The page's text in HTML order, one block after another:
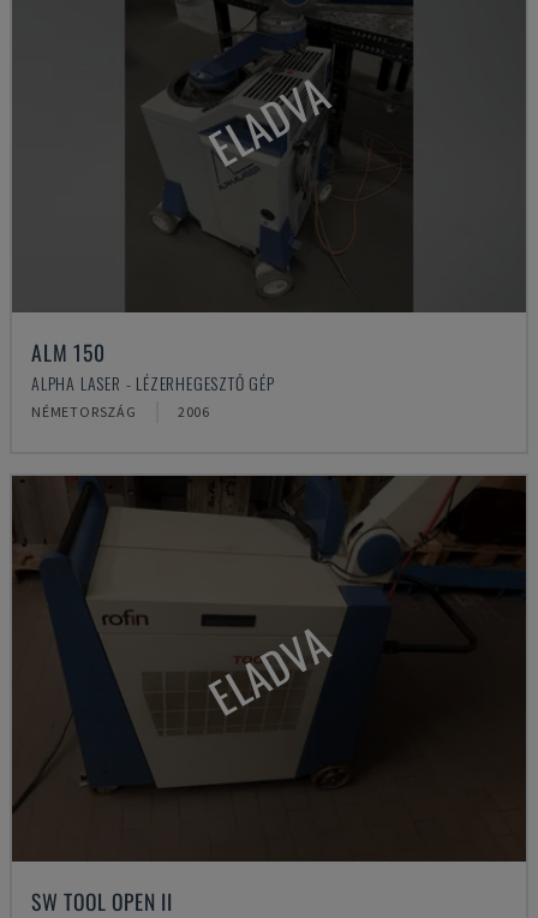
ELADVA
ALM 150
ALPHA LASER - LÉZERHEGESZTŐ GÉP
NÉMETORSZÁG 2006
ELADVA
SW TOOL OPEN II